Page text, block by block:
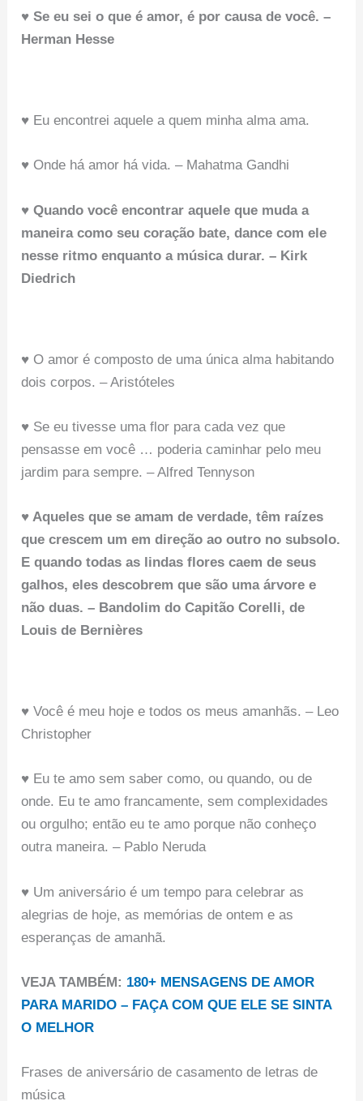
♥ Se eu sei o que é amor, é por causa de você. –
Herman Hesse
♥ Eu encontrei aquele a quem minha alma ama.
♥ Onde há amor há vida. – Mahatma Gandhi
♥ Quando você encontrar aquele que muda a
maneira como seu coração bate, dance com ele
nesse ritmo enquanto a música durar. – Kirk
Diedrich
♥ O amor é composto de uma única alma habitando
dois corpos. – Aristóteles
♥ Se eu tivesse uma flor para cada vez que
pensasse em você … poderia caminhar pelo meu
jardim para sempre. – Alfred Tennyson
♥ Aqueles que se amam de verdade, têm raízes
que crescem um em direção ao outro no subsolo.
E quando todas as lindas flores caem de seus
galhos, eles descobrem que são uma árvore e
não duas. – Bandolim do Capitão Corelli, de
Louis de Bernières
♥ Você é meu hoje e todos os meus amanhãs. – Leo
Christopher
♥ Eu te amo sem saber como, ou quando, ou de
onde. Eu te amo francamente, sem complexidades
ou orgulho; então eu te amo porque não conheço
outra maneira. – Pablo Neruda
♥ Um aniversário é um tempo para celebrar as
alegrias de hoje, as memórias de ontem e as
esperanças de amanhã.
VEJA TAMBÉM: 180+ MENSAGENS DE AMOR
PARA MARIDO – FAÇA COM QUE ELE SE SINTA
O MELHOR
Frases de aniversário de casamento de letras de
música